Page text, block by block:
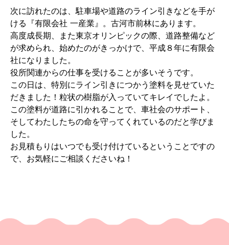
次に訪れたのは、駐車場や道路のライン引きなどを手が
ける『有限会社 一産業』。古河市前林にあります。
高度成長期、また東京オリンピックの際、道路整備など
が求められ、始めたのがきっかけで、平成８年に有限会
社になりました。
役所関連からの仕事を受けることが多いそうです。
この日は、特別にライン引きにつかう塗料を見せていた
だきました！粒状の樹脂が入っていてキレイでしたよ。
この塗料が道路に引かれることで、車社会のサポート、
そしてわたしたちの命を守ってくれているのだと学びま
した。
お見積もりはいつでも受け付けているということですの
で、お気軽にご相談くださいね！